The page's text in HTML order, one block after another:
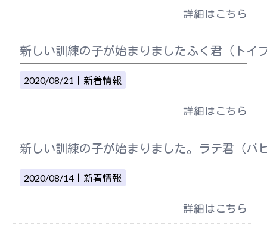
詳細はこちら
新しい訓練の子が始まりましたふく君（ト
2020/08/21｜ 新着情報
詳細はこちら
新しい訓練の子が始まりました。ラテ君（
2020/08/14｜ 新着情報
詳細はこちら